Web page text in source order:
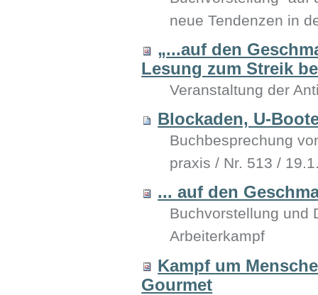
neue Tendenzen in
„...auf den
Lesung zum Streik
Veranstaltung der
Blockaden, U-
Buchbesprechung
praxis / Nr. 513 /
... auf den
Buchvorstellung und
Arbeiterkampf
Kampf um
Gourmet